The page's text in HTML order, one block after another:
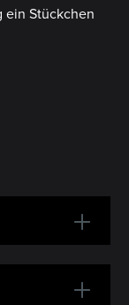
ein Stückchen